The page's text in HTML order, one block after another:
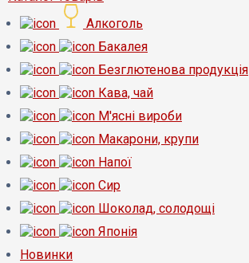
Алкоголь
Бакалея
Безглютенова продукція
Кава, чай
М'ясні вироби
Макарони, крупи
Напої
Сир
Шоколад, солодощі
Японія
Новинки